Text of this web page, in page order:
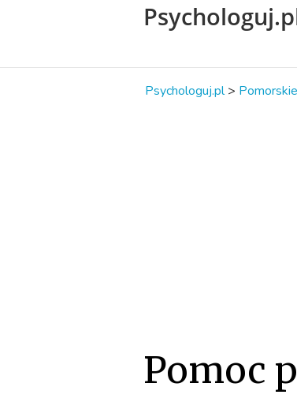
Psychologuj.pl > Pomorskie
Pomoc